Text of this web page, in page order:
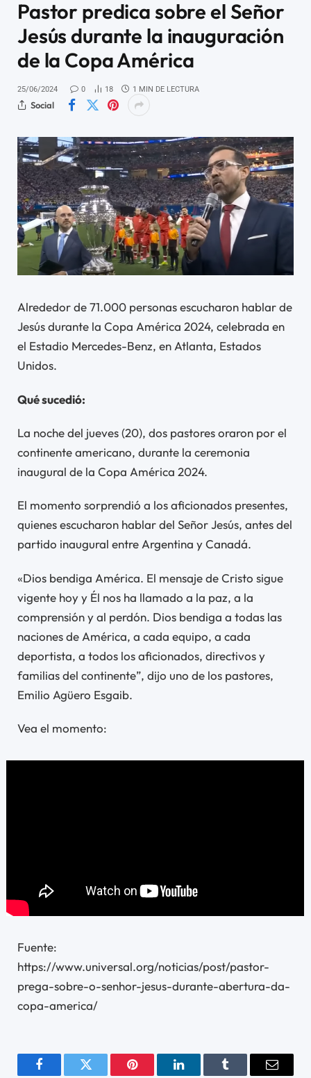
Pastor predica sobre el Señor
Jesús durante la inauguración
de la Copa América
25/06/2024 0 18 1 MIN DE LECTURA
Social
Alrededor de 71.000 personas escucharon hablar de
Jesús durante la Copa América 2024, celebrada en
el Estadio Mercedes-Benz, en Atlanta, Estados
Unidos.
Qué sucedió:
La noche del jueves (20), dos pastores oraron por el
continente americano, durante la ceremonia
inaugural de la Copa América 2024.
El momento sorprendió a los aficionados presentes,
quienes escucharon hablar del Señor Jesús, antes del
partido inaugural entre Argentina y Canadá.
«Dios bendiga América. El mensaje de Cristo sigue
vigente hoy y Él nos ha llamado a la paz, a la
comprensión y al perdón. Dios bendiga a todas las
naciones de América, a cada equipo, a cada
deportista, a todos los aficionados, directivos y
familias del continente”, dijo uno de los pastores,
Emilio Agüero Esgaib.
Vea el momento:
Fuente:
https://www.universal.org/noticias/post/pastor-
prega-sobre-o-senhor-jesus-durante-abertura-da-
copa-america/
FacebookTwitter Pinterest LinkedInTumblr Email